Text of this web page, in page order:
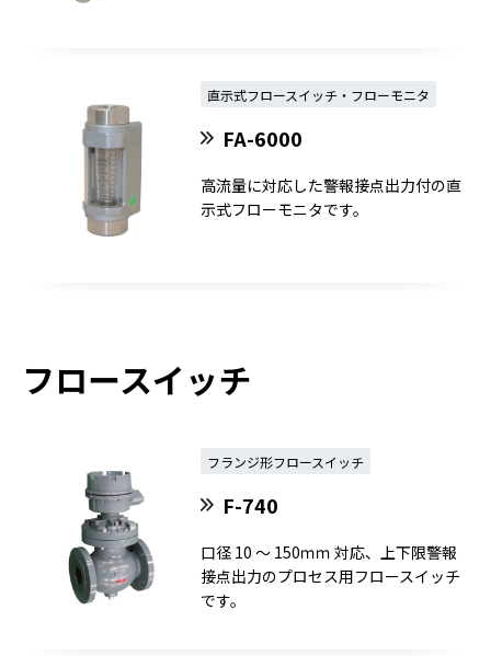
直示式フロースイッチ・フローモニタ
FA-6000
高流量に対応した警報接点出力付の直
示式フローモニタです。
フロースイッチ
フランジ形フロースイッチ
F-740
口径 10 ～ 150ｍｍ 対応、上下限警報
接点出力のプロセス用フロースイッチ
です。